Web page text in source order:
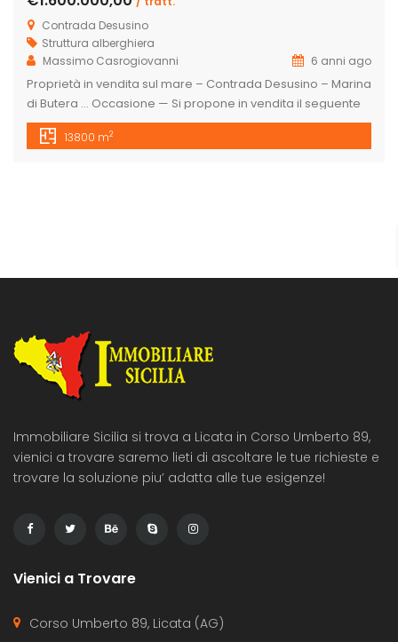
Contrada Desusino
Struttura alberghiera
Massimo Casrogiovanni
6 anni ago
Proprietà in vendita sul mare – Contrada Desusino – Marina
di Butera … Occasione — Si propone in vendita il seguente
cespite immobiliare, totalmente da ristrutturare, a confine
con la spiaggia, ottima struttura ricettiva, per casa di riposo
13800 m2
Immobiliare Sicilia si trova a Licata in Corso Umberto 89,
vienici a trovare saremo lieti di ascoltare le tue richieste e
trovare la soluzione piu’ adatta alle tue esigenze!
Vienici a Trovare
Corso Umberto 89, Licata (AG)